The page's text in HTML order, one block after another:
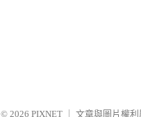
© 2026 PIXNET 文章與圖片權